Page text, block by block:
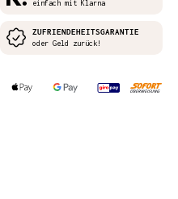
einfach mit Klarna
ZUFRIENDEHEITSGARANTIE
oder Geld zurück!